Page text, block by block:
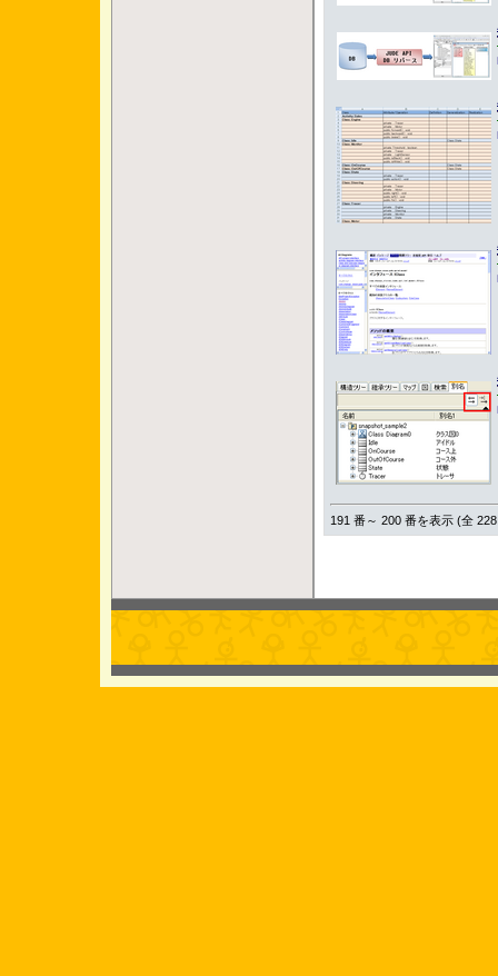
191 番～ 200 番を表示 (全